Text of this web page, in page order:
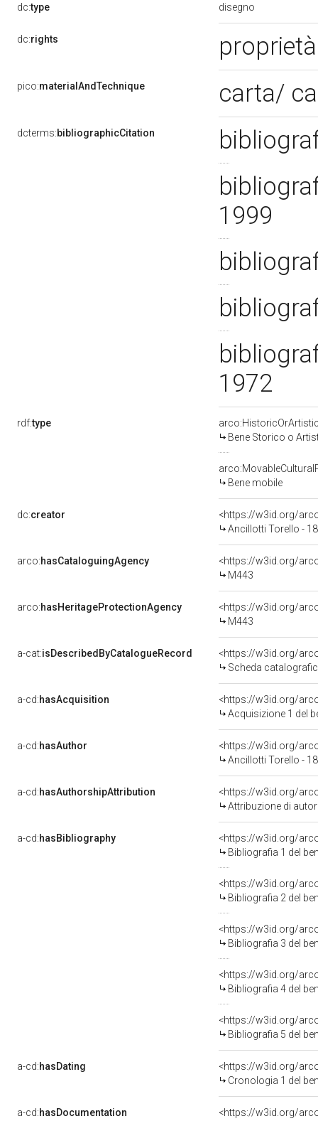
dc:type disegno
dc:rights
pico:materialAndTechnique carta/
dcterms:bibliographicCitation
1999
1972
rdf:type
Bene Storico o
Bene mobile
dc:creator
<https://w3id.org/
Ancillotti Torello -
arco:hasCataloguingAgency
<https://w3id.org/
M443
arco:hasHeritageProtectionAgency
<https://w3id.org/
M443
a-cat:isDescribedByCatalogueRecord
<https://w3id.org/
Scheda
a-cd:hasAcquisition
<https://w3id.org/
Acquisizione 1 del
a-cd:hasAuthor
<https://w3id.org/
Ancillotti Torello -
a-cd:hasAuthorshipAttribution
<https://w3id.org/
Attribuzione di
a-cd:hasBibliography
<https://w3id.org/
Bibliografia 1 del
<https://w3id.org/
Bibliografia 2 del
<https://w3id.org/
Bibliografia 3 del
<https://w3id.org/
Bibliografia 4 del
<https://w3id.org/
Bibliografia 5 del
a-cd:hasDating
<https://w3id.org/
Cronologia 1 del
a-cd:hasDocumentation <https://w3id.org/